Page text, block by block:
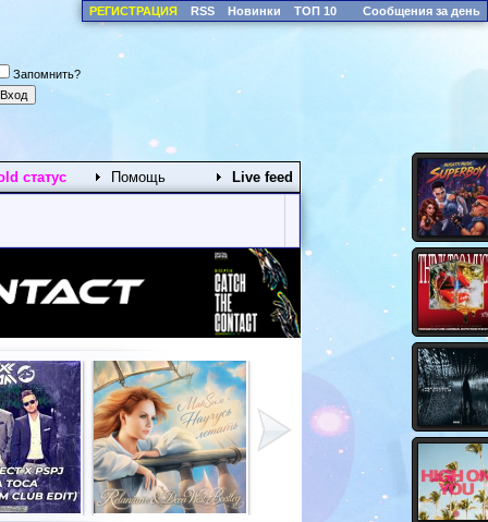
РЕГИСТРАЦИЯ RSS Новинки ТОП 10 Сообщения за день
Запомнить?
статус Помощь Live feed